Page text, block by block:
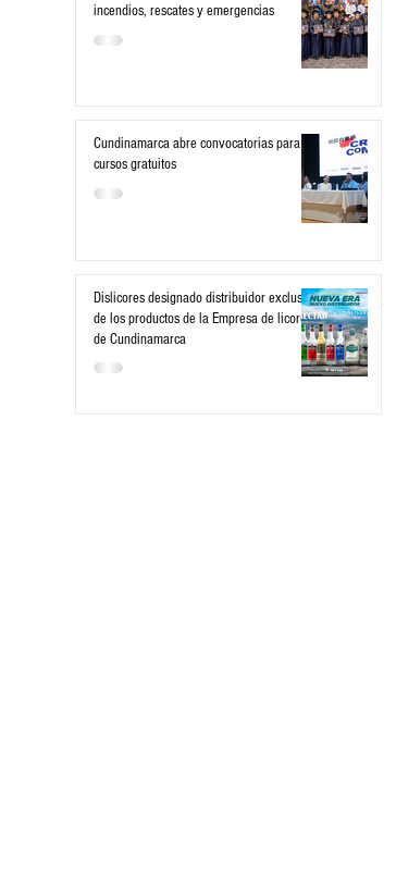
incendios, rescates y emergencias
Cundinamarca abre convocatorias para
cursos gratuitos
Dislicores designado distribuidor exclusivo
de los productos de la Empresa de licores
de Cundinamarca